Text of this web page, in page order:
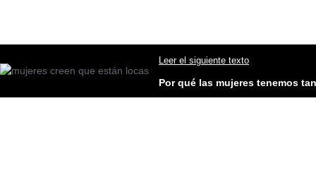
Leer el siguiente texto
Por qué las mujeres tenemos